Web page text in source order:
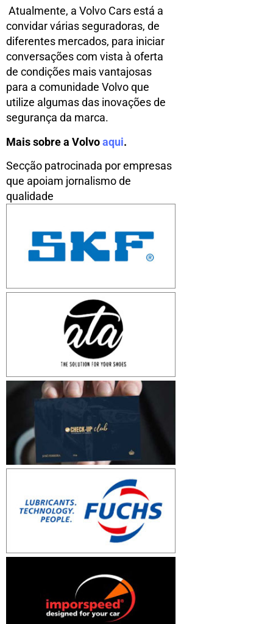
Atualmente, a Volvo Cars está a
convidar várias seguradoras, de
diferentes mercados, para iniciar
conversações com vista à oferta
de condições mais vantajosas
para a comunidade Volvo que
utilize algumas das inovações de
segurança da marca.
Mais sobre a Volvoaqui.
Secção patrocinada por empresas
que apoiam jornalismo de
qualidade